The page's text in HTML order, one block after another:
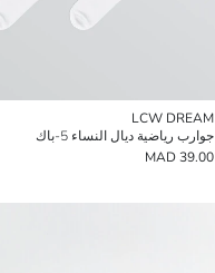
LCW DREAM
جوارب رياضية ديال النساء 5-باك
39.00 MAD